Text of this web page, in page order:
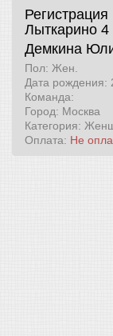
Лыткарино 4
Демкина
Пол: Жен.
Дата рождения:
Команда:
Город: Москва
Категория:
Оплата: Не